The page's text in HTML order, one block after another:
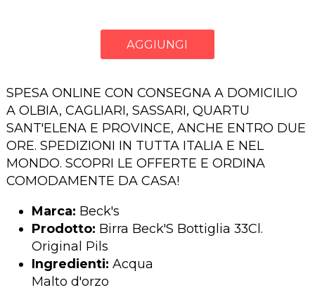
AGGIUNGI
SPESA ONLINE CON CONSEGNA A DOMICILIO
A OLBIA, CAGLIARI, SASSARI, QUARTU
SANT'ELENA E PROVINCE, ANCHE ENTRO DUE
ORE. SPEDIZIONI IN TUTTA ITALIA E NEL
MONDO. SCOPRI LE OFFERTE E ORDINA
COMODAMENTE DA CASA!
Marca: Beck's
Prodotto: Birra Beck'S Bottiglia 33Cl.
Original Pils
Ingredienti: Acqua
Malto d'orzo